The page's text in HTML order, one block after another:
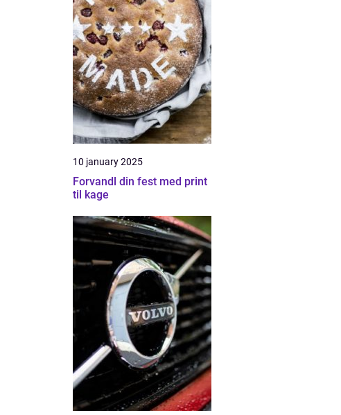
10 january 2025
Forvandl din fest med print
til kage